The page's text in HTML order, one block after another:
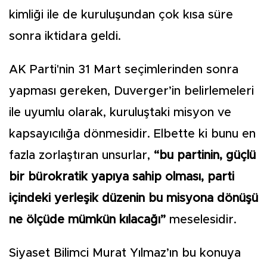
kimliği ile de kuruluşundan çok kısa süre
sonra iktidara geldi.
AK Parti'nin 31 Mart seçimlerinden sonra
yapması gereken, Duverger’in belirlemeleri
ile uyumlu olarak, kuruluştaki misyon ve
kapsayıcılığa dönmesidir. Elbette ki bunu en
fazla zorlaştıran unsurlar, “bu partinin, güçlü
bir bürokratik yapıya sahip olması, parti
içindeki yerleşik düzenin bu misyona dönüşü
ne ölçüde mümkün kılacağı” meselesidir.
Siyaset Bilimci Murat Yılmaz’ın bu konuya